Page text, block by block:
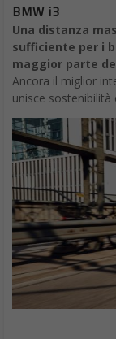
BMW i3
Una distanza
sufficiente per i
maggior parte
Ancora il miglior
unisce